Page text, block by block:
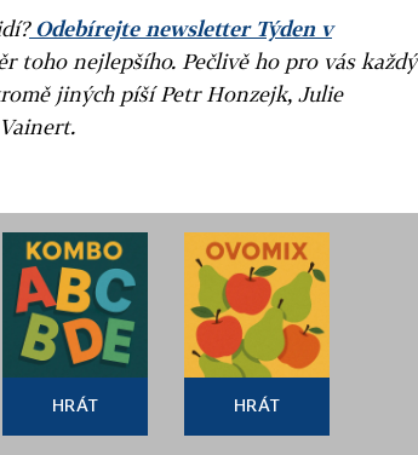
Odebírejte newsletter Týden v
toho nejlepšího. Pečlivě ho pro vás každý
jiných píší Petr Honzejk, Julie
HRÁT HRÁT